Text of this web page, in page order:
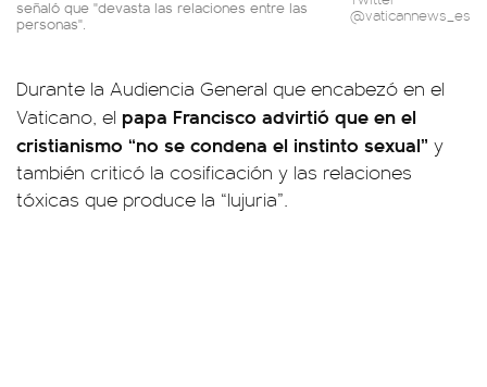
señaló que "devasta las relaciones entre las
personas".
@vaticannews_es
Durante la Audiencia General que encabezó en el
Vaticano, el papa Francisco advirtió que en el
cristianismo “no se condena el instinto sexual” y
también criticó la cosificación y las relaciones
tóxicas que produce la “lujuria”.